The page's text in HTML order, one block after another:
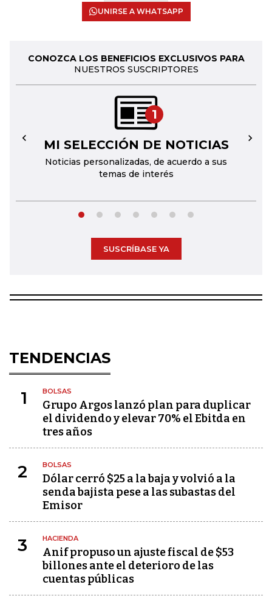
UNIRSE A WHATSAPP
CONOZCA LOS BENEFICIOS EXCLUSIVOS PARA
NUESTROS SUSCRIPTORES
1
MI SELECCIÓN DE NOTICIAS
Noticias personalizadas, de acuerdo a sus
temas de interés
← →
SUSCRÍBASE YA
TENDENCIAS
1 BOLSAS
Grupo Argos lanzó plan para duplicar
el dividendo y elevar 70% el Ebitda en
tres años
2 BOLSAS
Dólar cerró $25 a la baja y volvió a la
senda bajista pese a las subastas del
Emisor
3 HACIENDA
Anif propuso un ajuste fiscal de $53
billones ante el deterioro de las
cuentas públicas